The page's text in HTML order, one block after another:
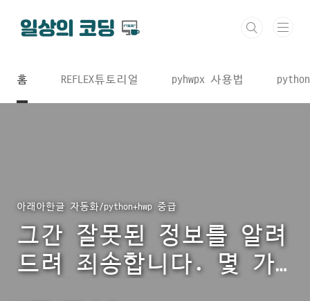
홈 REFLEX튜토리얼 pyhwpx 사용법
아래아한글 자동화/python+hwp 중급
그간 잘못된 정보를 알려
드려 죄송합니다. 몇 가